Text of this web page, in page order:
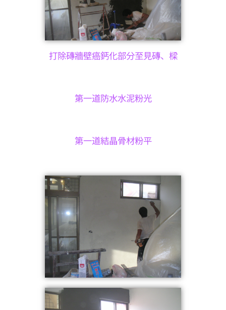
打除磚牆壁癌鈣化部分至見磚、樑
第一道防水水泥粉光
第一道結晶骨材粉平